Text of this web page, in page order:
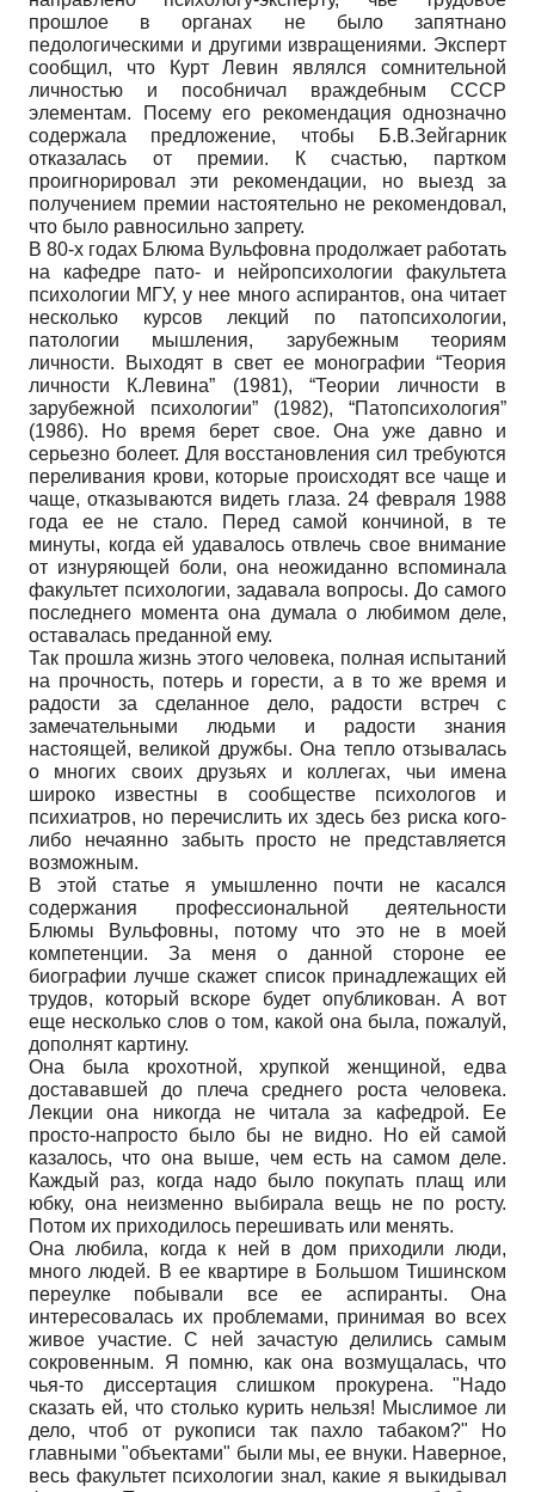
прошлое в органах не было запятнано
педологическими и другими извращениями. Эксперт
сообщил, что Курт Левин являлся сомнительной
личностью и пособничал враждебным СССР
элементам. Посему его рекомендация однозначно
содержала предложение, чтобы Б.В.Зейгарник
отказалась от премии. К счастью, партком
проигнорировал эти рекомендации, но выезд за
получением премии настоятельно не рекомендовал,
что было равносильно запрету.
В 80-х годах Блюма Вульфовна продолжает работать
на кафедре пато- и нейропсихологии факультета
психологии МГУ, у нее много аспирантов, она читает
несколько курсов лекций по патопсихологии,
патологии мышления, зарубежным теориям
личности. Выходят в свет ее монографии “Теория
личности К.Левина” (1981), “Теории личности в
зарубежной психологии” (1982), “Патопсихология”
(1986). Но время берет свое. Она уже давно и
серьезно болеет. Для восстановления сил требуются
переливания крови, которые происходят все чаще и
чаще, отказываются видеть глаза. 24 февраля 1988
года ее не стало. Перед самой кончиной, в те
минуты, когда ей удавалось отвлечь свое внимание
от изнуряющей боли, она неожиданно вспоминала
факультет психологии, задавала вопросы. До самого
последнего момента она думала о любимом деле,
оставалась преданной ему.
Так прошла жизнь этого человека, полная испытаний
на прочность, потерь и горести, а в то же время и
радости за сделанное дело, радости встреч с
замечательными людьми и радости знания
настоящей, великой дружбы. Она тепло отзывалась
о многих своих друзьях и коллегах, чьи имена
широко известны в сообществе психологов и
психиатров, но перечислить их здесь без риска кого-
либо нечаянно забыть просто не представляется
возможным.
В этой статье я умышленно почти не касался
содержания профессиональной деятельности
Блюмы Вульфовны, потому что это не в моей
компетенции. За меня о данной стороне ее
биографии лучше скажет список принадлежащих ей
трудов, который вскоре будет опубликован. А вот
еще несколько слов о том, какой она была, пожалуй,
дополнят картину.
Она была крохотной, хрупкой женщиной, едва
достававшей до плеча среднего роста человека.
Лекции она никогда не читала за кафедрой. Ее
просто-напросто было бы не видно. Но ей самой
казалось, что она выше, чем есть на самом деле.
Каждый раз, когда надо было покупать плащ или
юбку, она неизменно выбирала вещь не по росту.
Потом их приходилось перешивать или менять.
Она любила, когда к ней в дом приходили люди,
много людей. В ее квартире в Большом Тишинском
переулке побывали все ее аспиранты. Она
интересовалась их проблемами, принимая во всех
живое участие. С ней зачастую делились самым
сокровенным. Я помню, как она возмущалась, что
чья-то диссертация слишком прокурена. "Надо
сказать ей, что столько курить нельзя! Мыслимое ли
дело, чтоб от рукописи так пахло табаком?" Но
главными "объектами" были мы, ее внуки. Наверное,
весь факультет психологии знал, какие я выкидывал